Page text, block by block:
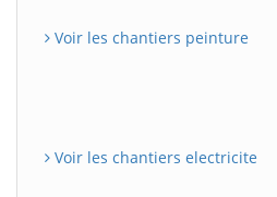
Voir les chantiers peinture
Voir les chantiers electricite